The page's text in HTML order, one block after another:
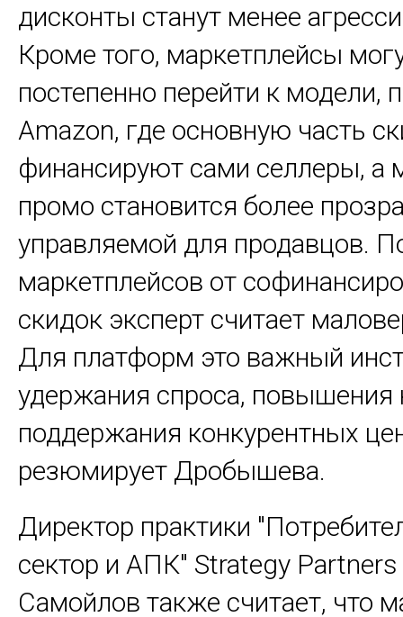
дисконты станут менее
Кроме того, маркетплейсы
постепенно перейти к модели,
Amazon, где основную часть
финансируют сами селлеры, а
промо становится более
управляемой для продавцов.
маркетплейсов от
скидок эксперт считает
Для платформ это важный
удержания спроса, повышения
поддержания конкурентных
резюмирует Дробышева.
Директор практики
сектор и АПК" Strategy
Самойлов также считает, что